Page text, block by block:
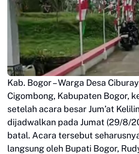
Kab. Bogor – Warga Desa
Cigombong, Kabupaten Bogor,
setelah acara besar Jum’at
dijadwalkan pada Jumat (29/8/
batal. Acara tersebut
langsung oleh Bupati Bogor,